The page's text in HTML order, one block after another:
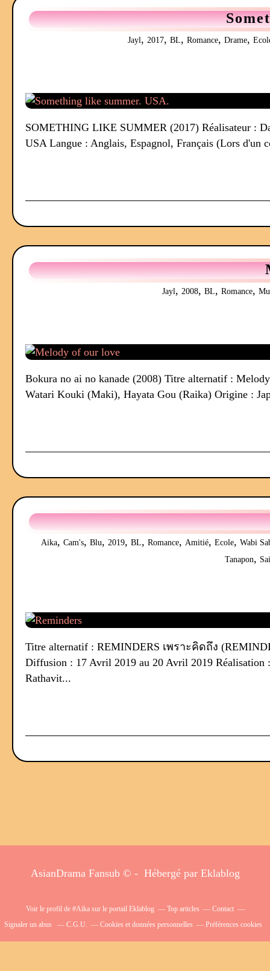
Jayl, 2017, BL, Romance, Drame,
SOMETHING LIKE SUMMER (2017) Réalisateur :
USA Langue : Anglais, Espagnol, Français (Lors d'un
Jayl, 2008, BL, Romance,
Bokura no ai no kanade (2008) Titre alternatif :
Watari Kouki (Maki), Hayata Gou (Raika) Origine :
Aika, Cam's, Blu, 2019, BL, Romance, Amitié, Ecole, Wabi
Tanapon,
Titre alternatif : REMINDERS เพราะคิดถึง
Diffusion : 17 Avril 2019 au 20 Avril 2019 Réalisation
Rathavit...
AsianDrama Fansub © - Hébergé par Eklablog
Voir le profil de #Aikasur le portail Eklablog Top articles
Contact
Signaler un abus
C.G.U. Cookies et données personnelles Préférences cookies